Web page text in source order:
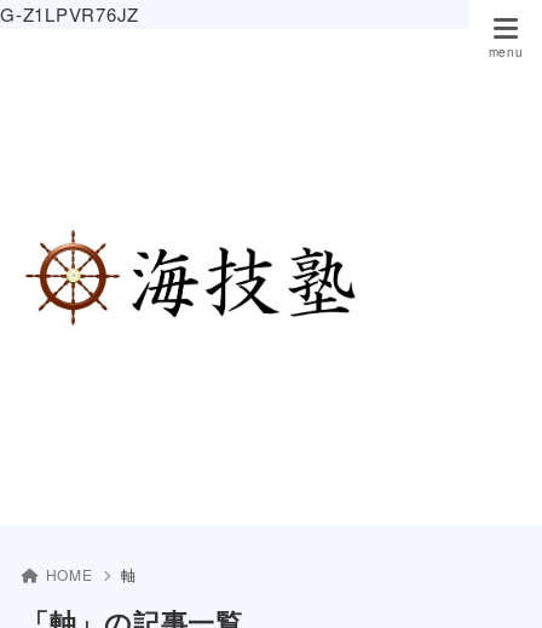
G-Z1LPVR76JZ
HOME 軸